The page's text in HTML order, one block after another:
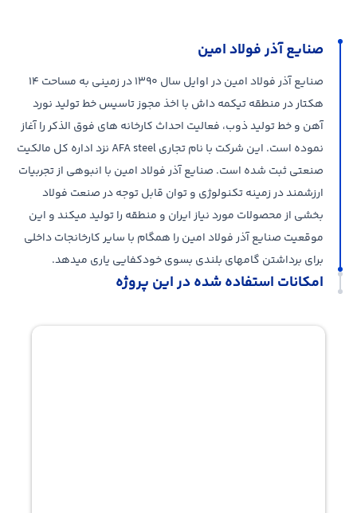
صنایع آذر فولاد امین
صنایع آذر فولاد امین در اوایل سال ۱۳۹۰ در زمینی به مساحت ۱۴
هکتار در منطقه تیکمه داش با اخذ مجوز تاسیس خط تولید نورد
آهن و خط تولید ذوب، فعالیت احداث کارخانه های فوق الذکر را آغاز
نموده است. این شرکت با نام تجاری AFA steel نزد اداره کل مالکیت
صنعتی ثبت شده است. صنایع آذر فولاد امین با انبوهی از تجربیات
ارزشمند در زمینه تکنولوژی و توان قابل توجه در صنعت فولاد
بخشی از محصولات مورد نیاز ایران و منطقه را تولید میکند و این
موقعیت صنایع آذر فولاد امین را همگام با سایر کارخانجات داخلی
برای برداشتن گامهای بلندی بسوی خودکفایی یاری میدهد.
امکانات استفاده شده در این پروژه